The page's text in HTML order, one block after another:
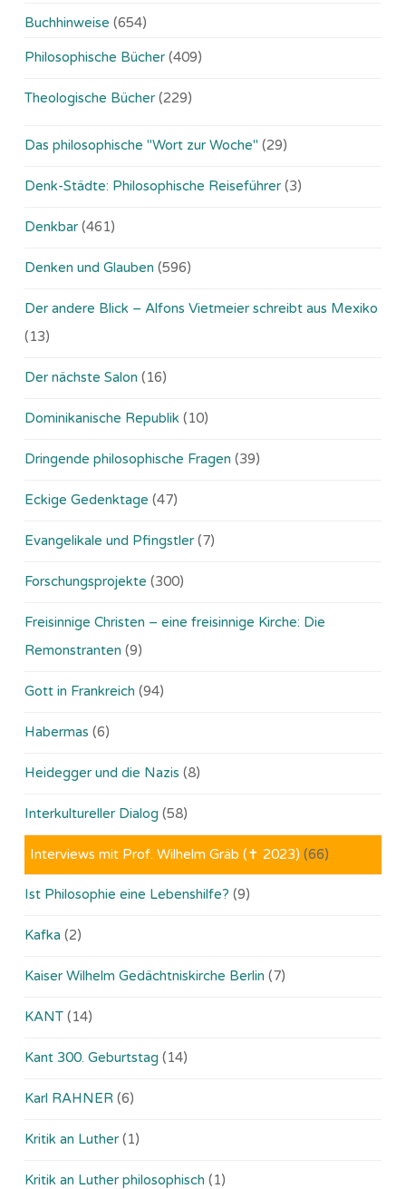
Buchhinweise (654)
Philosophische Bücher (409)
Theologische Bücher (229)
Das philosophische "Wort zur Woche" (29)
Denk-Städte: Philosophische Reiseführer (3)
Denkbar (461)
Denken und Glauben (596)
Der andere Blick – Alfons Vietmeier schreibt aus Mexiko
(13)
Der nächste Salon (16)
Dominikanische Republik (10)
Dringende philosophische Fragen (39)
Eckige Gedenktage (47)
Evangelikale und Pfingstler (7)
Forschungsprojekte (300)
Freisinnige Christen – eine freisinnige Kirche: Die
Remonstranten (9)
Gott in Frankreich (94)
Habermas (6)
Heidegger und die Nazis (8)
Interkultureller Dialog (58)
Interviews mit Prof. Wilhelm Gräb (✝ 2023) (66)
Ist Philosophie eine Lebenshilfe? (9)
Kafka (2)
Kaiser Wilhelm Gedächtniskirche Berlin (7)
KANT (14)
Kant 300. Geburtstag (14)
Karl RAHNER (6)
Kritik an Luther (1)
Kritik an Luther philosophisch (1)